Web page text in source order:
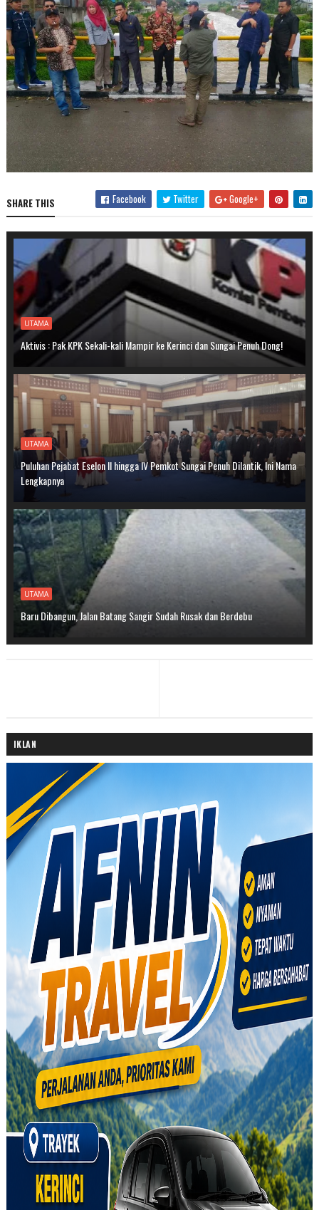
SHARE THIS Facebook Twitter Google+
UTAMA
Aktivis : Pak KPK Sekali-kali Mampir ke Kerinci dan Sungai Penuh Dong!
UTAMA
Puluhan Pejabat Eselon II hingga IV Pemkot Sungai Penuh Dilantik, Ini Nama
Lengkapnya
UTAMA
Baru Dibangun, Jalan Batang Sangir Sudah Rusak dan Berdebu
IKLAN